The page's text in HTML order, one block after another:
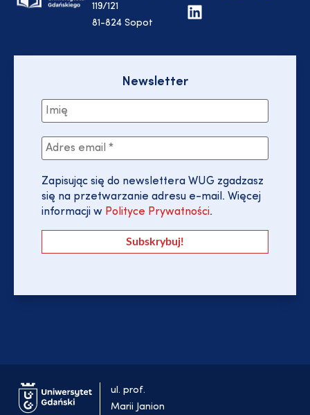
119/121
81-824 Sopot
Newsletter
Zapisując się do newslettera WUG zgadzasz
się na przetwarzanie adresu e-mail. Więcej
informacji w Polityce Prywatności.
ul. prof.
Marii Janion